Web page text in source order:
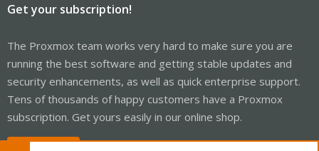
Get your subscription!
The Proxmox team works very hard to make sure you are
running the best software and getting stable updates and
security enhancements, as well as quick enterprise support.
Tens of thousands of happy customers have a Proxmox
subscription. Get yours easily in our online shop.